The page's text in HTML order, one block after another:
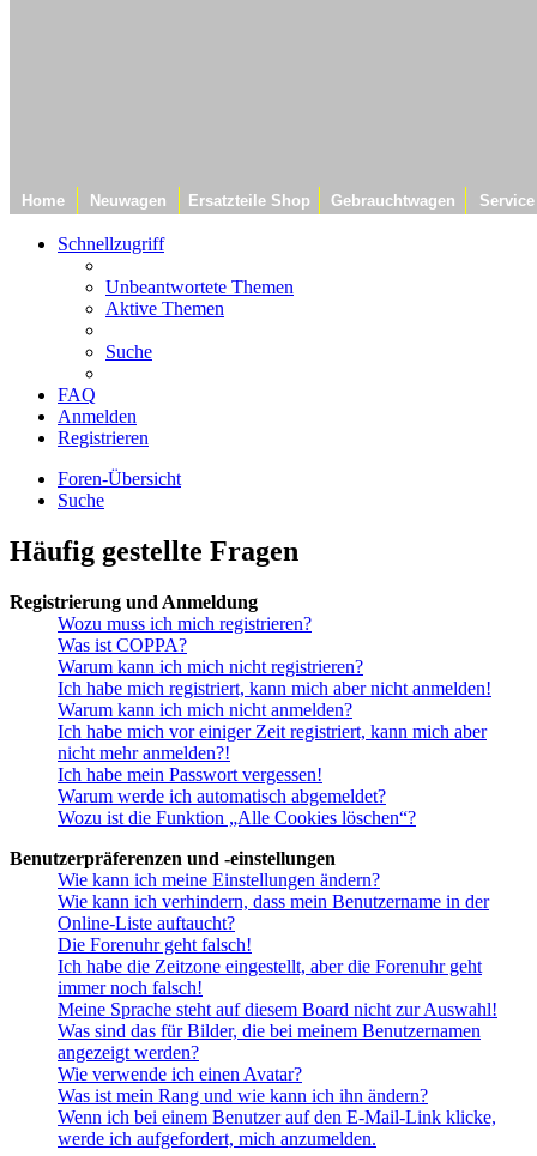
Home Neuwagen Ersatzteile Shop Gebrauchtwagen Service
Schnellzugriff
Unbeantwortete Themen
Aktive Themen
Suche
FAQ
Anmelden
Registrieren
Foren-Übersicht
Suche
Häufig gestellte Fragen
Registrierung und Anmeldung
Wozu muss ich mich registrieren?
Was ist COPPA?
Warum kann ich mich nicht registrieren?
Ich habe mich registriert, kann mich aber nicht anmelden!
Warum kann ich mich nicht anmelden?
Ich habe mich vor einiger Zeit registriert, kann mich aber
nicht mehr anmelden?!
Ich habe mein Passwort vergessen!
Warum werde ich automatisch abgemeldet?
Wozu ist die Funktion „Alle Cookies löschen“?
Benutzerpräferenzen und -einstellungen
Wie kann ich meine Einstellungen ändern?
Wie kann ich verhindern, dass mein Benutzername in der
Online-Liste auftaucht?
Die Forenuhr geht falsch!
Ich habe die Zeitzone eingestellt, aber die Forenuhr geht
immer noch falsch!
Meine Sprache steht auf diesem Board nicht zur Auswahl!
Was sind das für Bilder, die bei meinem Benutzernamen
angezeigt werden?
Wie verwende ich einen Avatar?
Was ist mein Rang und wie kann ich ihn ändern?
Wenn ich bei einem Benutzer auf den E-Mail-Link klicke,
werde ich aufgefordert, mich anzumelden.